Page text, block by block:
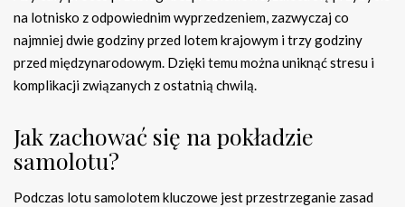
na lotnisko z odpowiednim wyprzedzeniem, zazwyczaj co
najmniej dwie godziny przed lotem krajowym i trzy godziny
przed międzynarodowym. Dzięki temu można uniknąć stresu i
komplikacji związanych z ostatnią chwilą.
Jak zachować się na pokładzie
samolotu?
Podczas lotu samolotem kluczowe jest przestrzeganie zasad